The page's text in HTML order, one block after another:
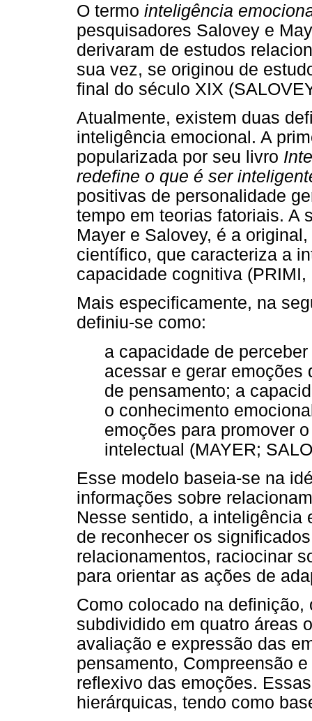
O termo inteligência
pesquisadores Salovey e
derivaram de estudos
sua vez, se originou de
final do século XIX
Atualmente, existem duas
inteligência emocional. A
popularizada por seu livro
redefine o que é ser
positivas de personalidade
tempo em teorias fatoriais. A
Mayer e Salovey, é a
científico, que caracteriza a
capacidade cognitiva (PRIMI,
Mais especificamente, na
definiu-se como:
a capacidade de
acessar e gerar emoções
de pensamento; a
o conhecimento
emoções para promover
intelectual (MAYER;
Esse modelo baseia-se na
informações sobre
Nesse sentido, a inteligência
de reconhecer os
relacionamentos, raciocinar
para orientar as ações de
Como colocado na
subdividido em quatro áreas
avaliação e expressão das
pensamento, Compreensão
reflexivo das emoções.
hierárquicas, tendo como